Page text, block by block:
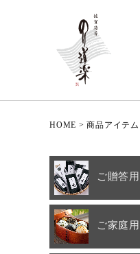
HOME 商品アイテム
ご贈答用
ご家庭用